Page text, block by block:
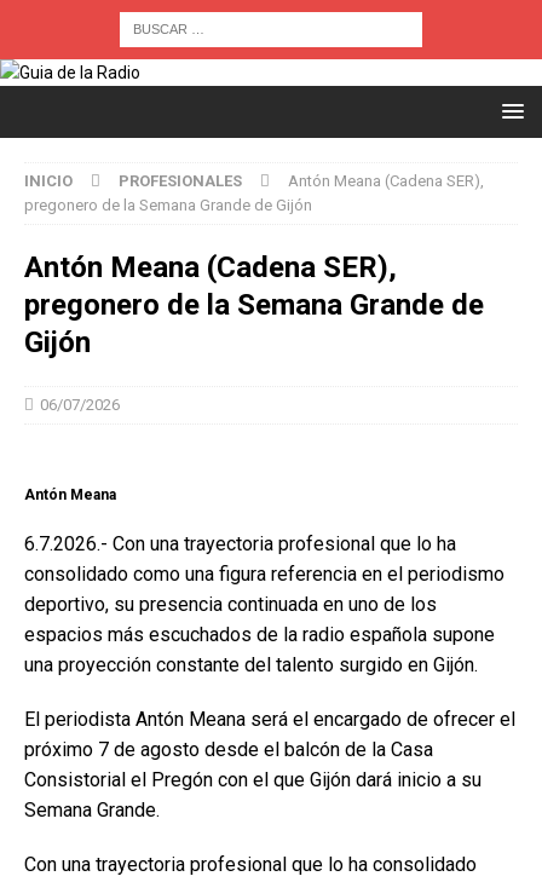
INICIO PROFESIONALES
Antón Meana (Cadena SER),
pregonero de la Semana Grande de Gijón
Antón Meana (Cadena SER),
pregonero de la Semana Grande de
Gijón
06/07/2026
Antón Meana
6.7.2026.- Con una trayectoria profesional que lo ha
consolidado como una figura referencia en el periodismo
deportivo, su presencia continuada en uno de los
espacios más escuchados de la radio española supone
una proyección constante del talento surgido en Gijón.
El periodista Antón Meana será el encargado de ofrecer el
próximo 7 de agosto desde el balcón de la Casa
Consistorial el Pregón con el que Gijón dará inicio a su
Semana Grande.
Con una trayectoria profesional que lo ha consolidado